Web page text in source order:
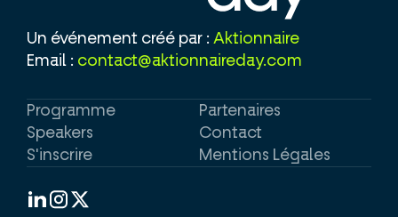
Un événement créé par : Aktionnaire
Email : contact@aktionnaireday.com
Programme
Speakers
S'inscrire
Partenaires
Contact
Mentions Légales